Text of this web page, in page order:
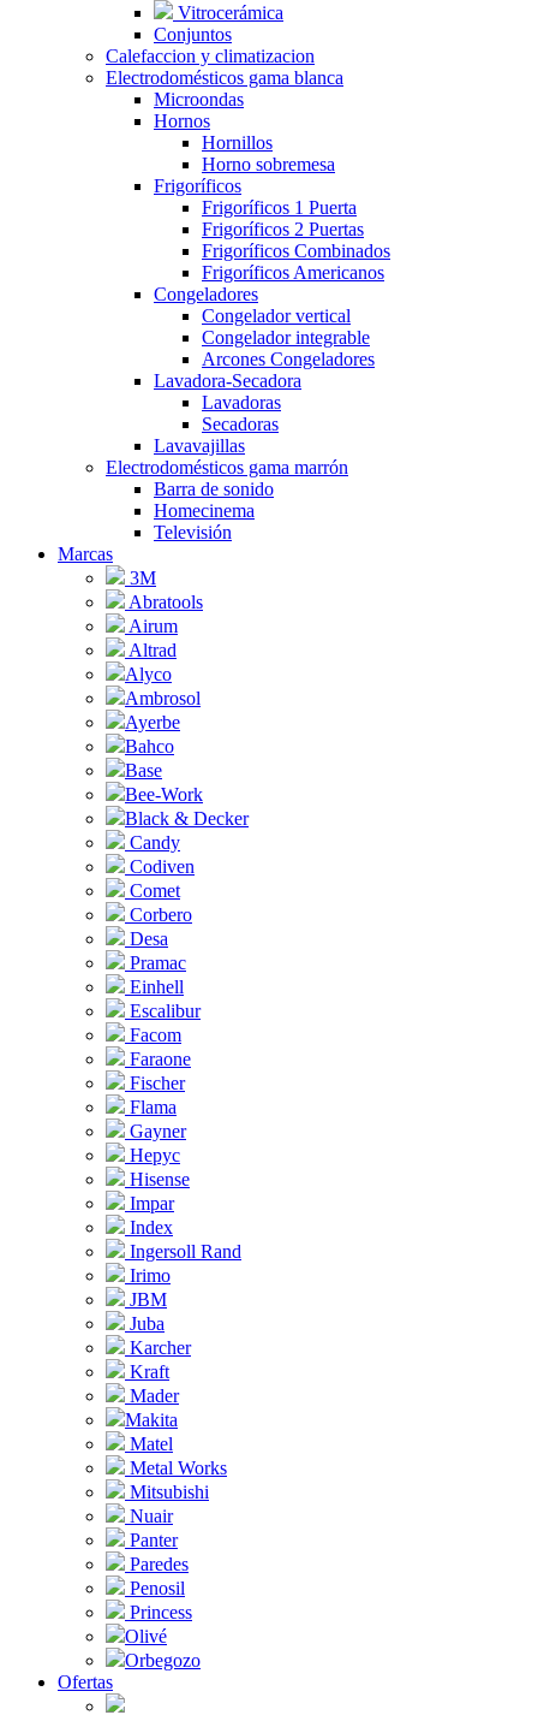
Vitrocerámica
Conjuntos
Calefaccion y climatizacion
Electrodomésticos gama blanca
Microondas
Hornos
Hornillos
Horno sobremesa
Frigoríficos
Frigoríficos 1 Puerta
Frigoríficos 2 Puertas
Frigoríficos Combinados
Frigoríficos Americanos
Congeladores
Congelador vertical
Congelador integrable
Arcones Congeladores
Lavadora-Secadora
Lavadoras
Secadoras
Lavavajillas
Electrodomésticos gama marrón
Barra de sonido
Homecinema
Televisión
Marcas
3M
Abratools
Airum
Altrad
Alyco
Ambrosol
Ayerbe
Bahco
Base
Bee-Work
Black & Decker
Candy
Codiven
Comet
Corbero
Desa
Pramac
Einhell
Escalibur
Facom
Faraone
Fischer
Flama
Gayner
Hepyc
Hisense
Impar
Index
Ingersoll Rand
Irimo
JBM
Juba
Karcher
Kraft
Mader
Makita
Matel
Metal Works
Mitsubishi
Nuair
Panter
Paredes
Penosil
Princess
Olivé
Orbegozo
Ofertas